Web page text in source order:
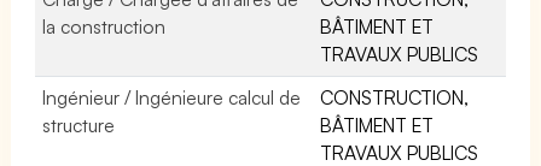
la construction
BÂTIMENT ET
TRAVAUX PUBLICS
Ingénieur / Ingénieure calcul de
structure
CONSTRUCTION,
BÂTIMENT ET
TRAVAUX PUBLICS